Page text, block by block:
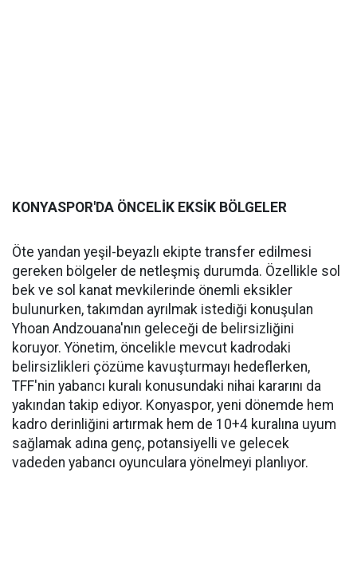
KONYASPOR'DA ÖNCELİK EKSİK BÖLGELER
Öte yandan yeşil-beyazlı ekipte transfer edilmesi
gereken bölgeler de netleşmiş durumda. Özellikle sol
bek ve sol kanat mevkilerinde önemli eksikler
bulunurken, takımdan ayrılmak istediği konuşulan
Yhoan Andzouana'nın geleceği de belirsizliğini
koruyor. Yönetim, öncelikle mevcut kadrodaki
belirsizlikleri çözüme kavuşturmayı hedeflerken,
TFF'nin yabancı kuralı konusundaki nihai kararını da
yakından takip ediyor. Konyaspor, yeni dönemde hem
kadro derinliğini artırmak hem de 10+4 kuralına uyum
sağlamak adına genç, potansiyelli ve gelecek
vadeden yabancı oyunculara yönelmeyi planlıyor.